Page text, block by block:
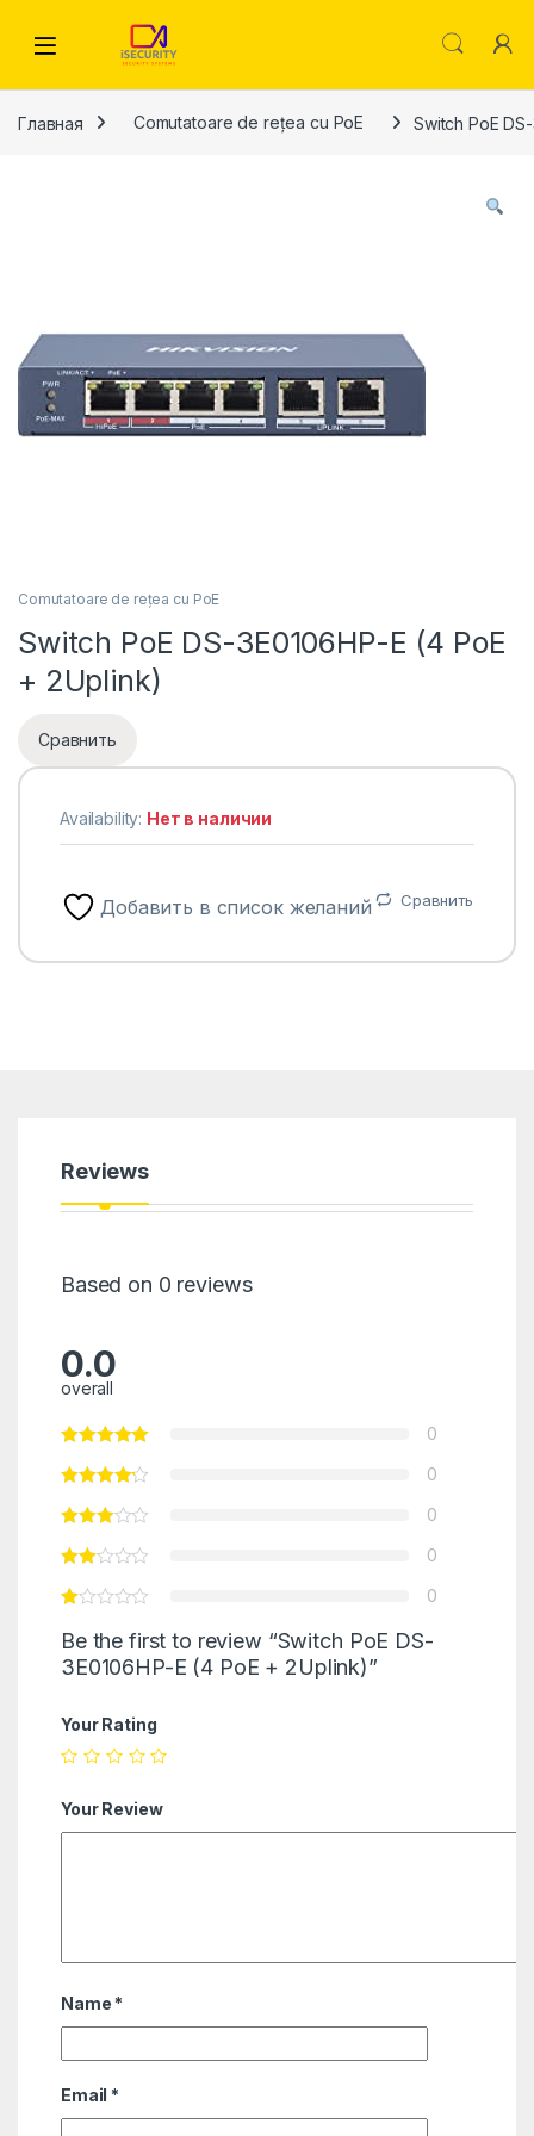
Главная Comutatoare de rețea cu PoE Switch PoE
Comutatoare de rețea cu PoE
Switch PoE DS-3E0106HP-E (4 PoE
+ 2Uplink)
Сравнить
Availability: Нет в наличии
Добавить в список желаний Сравнить
Reviews
Based on 0 reviews
0.0
overall
0
0
0
0
0
Be the first to review “Switch PoE DS-
3E0106HP-E (4 PoE + 2Uplink)”
Your Rating
Your Review
Name *
Email *